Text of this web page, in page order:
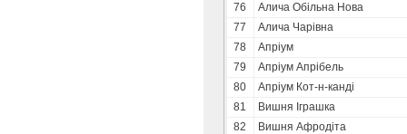
76
Алича Обільна Нова
77
Алича Чарівна
78
Апріум
79
Апріум Апрібель
80
Апріум Кот-н-канді
81
Вишня Іграшка
82
Вишня Афродіта